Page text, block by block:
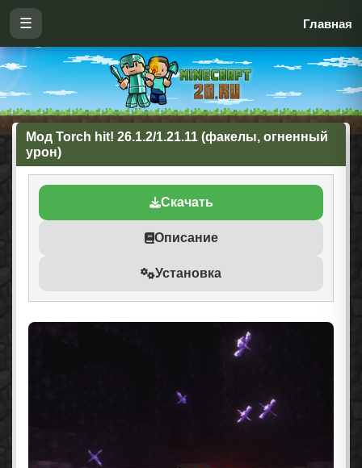
☰ Главная
Мод Torch hit! 26.1.2/1.21.11 (факелы, огненный
урон)
Скачать
Описание
Установка